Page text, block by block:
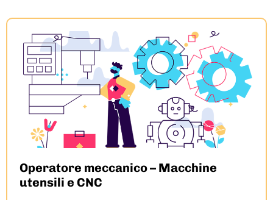
Operatore meccanico – Macchine
utensili e CNC